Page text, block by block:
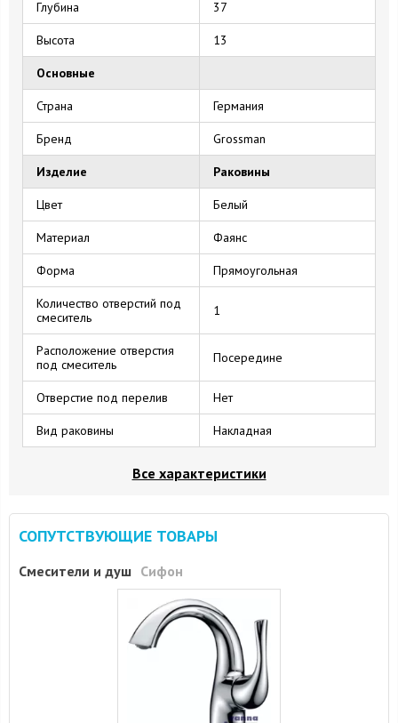
Глубина 37
Высота 13
Основные
Страна Германия
Бренд Grossman
Изделие Раковины
Цвет Белый
Материал Фаянс
Форма Прямоугольная
Количество отверстий под
смеситель
1
Расположение отверстия
под смеситель
Посередине
Отверстие под перелив Нет
Вид раковины Накладная
Все характеристики
СОПУТСТВУЮЩИЕ ТОВАРЫ
Смесители и душ Сифон